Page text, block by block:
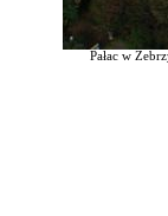
Pałac w